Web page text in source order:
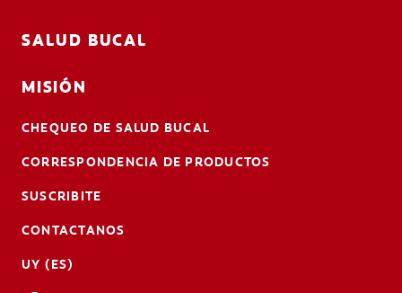
SALUD BUCAL
MISIÓN
CHEQUEO DE SALUD BUCAL
CORRESPONDENCIA DE PRODUCTOS
SUSCRIBITE
CONTACTANOS
UY (ES)